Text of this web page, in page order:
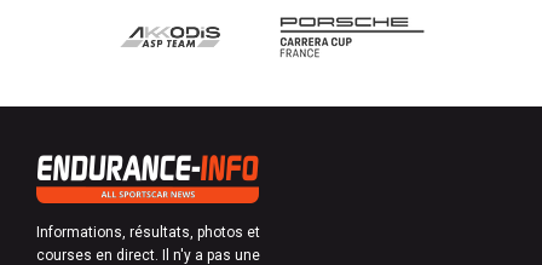
Informations, résultats, photos et
courses en direct. Il n'y a pas une